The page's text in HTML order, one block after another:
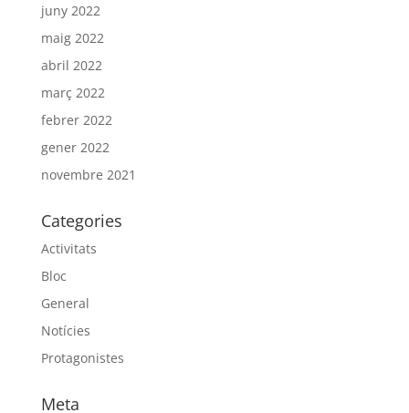
juny 2022
maig 2022
abril 2022
març 2022
febrer 2022
gener 2022
novembre 2021
Categories
Activitats
Bloc
General
Notícies
Protagonistes
Meta